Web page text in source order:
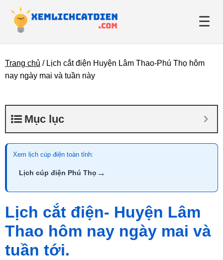
☰
Giới thiệu
Tin tức
Trang chủ / Lịch cắt điện Huyện Lâm Thao-Phú Thọ hôm
nay ngày mai và tuần này
Mục lục
Xem lịch cúp điện toàn tỉnh:
Lịch cúp điện Phú Thọ →
Lịch cắt điện- Huyện Lâm
Thao hôm nay ngày mai và
tuần tới.